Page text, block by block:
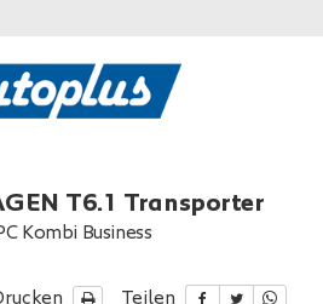
T6.1 Transporter
Kombi Business
Teilen